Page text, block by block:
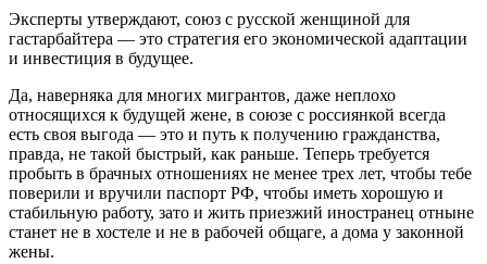
Эксперты утверждают, союз с русской женщиной для
гастарбайтера — это стратегия его экономической адаптации
и инвестиция в будущее.
Да, наверняка для многих мигрантов, даже неплохо
относящихся к будущей жене, в союзе с россиянкой всегда
есть своя выгода — это и путь к получению гражданства,
правда, не такой быстрый, как раньше. Теперь требуется
пробыть в брачных отношениях не менее трех лет, чтобы тебе
поверили и вручили паспорт РФ, чтобы иметь хорошую и
стабильную работу, зато и жить приезжий иностранец отныне
станет не в хостеле и не в рабочей общаге, а дома у законной
жены.